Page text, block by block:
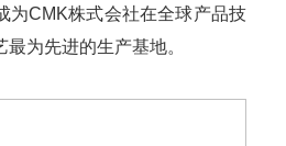
为CMK株式会社在全球产品技
为先进的生产基地。